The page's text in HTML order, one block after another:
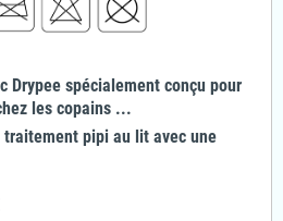
Drypee spécialement conçu pour
les copains ...
traitement pipi au lit avec une